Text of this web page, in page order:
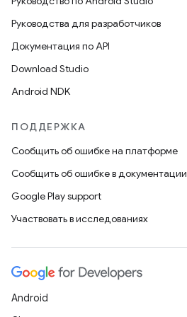
Руководства для разработчиков
Документация по API
Download Studio
Android NDK
ПОДДЕРЖКА
Сообщить об ошибке на платформе
Сообщить об ошибке в документации
Google Play support
Участвовать в исследованиях
Android